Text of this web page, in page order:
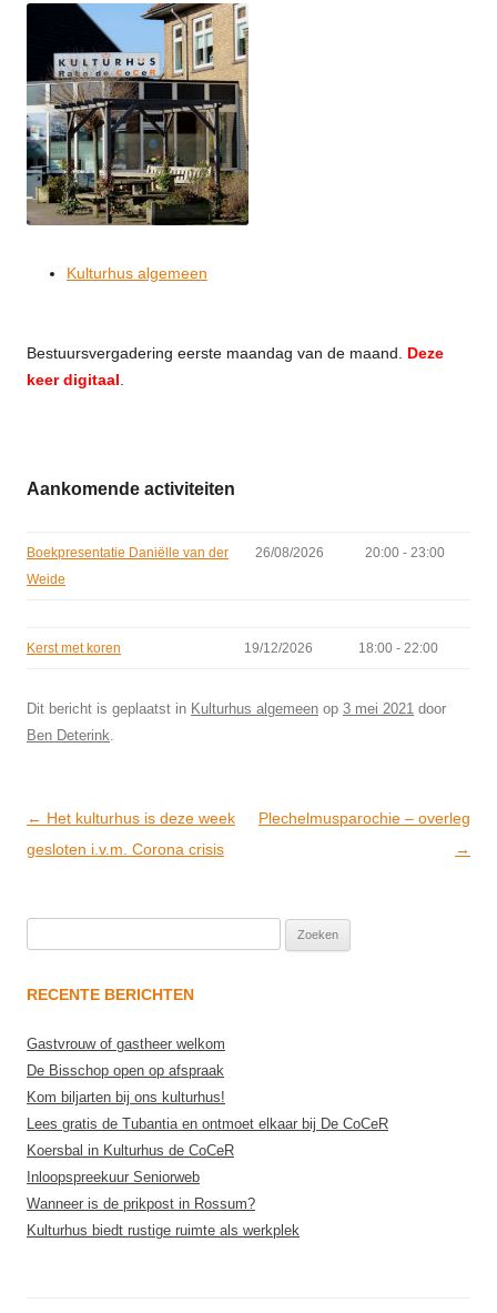
Kulturhus algemeen
Bestuursvergadering eerste maandag van de maand. Deze
keer digitaal
Aankomende activiteiten
Boekpresentatie Daniëlle van der
Weide
26/08/2026 20:00 - 23:00
Kerst met koren 19/12/2026 18:00 - 22:00
Dit bericht is geplaatst in Kulturhus algemeen op 3 mei 2021 door
Ben Deterink
Post
navigation
← Het kulturhus is deze week
gesloten i.v.m. Corona crisis
Plechelmusparochie – overleg
→
naar:
RECENTE BERICHTEN
Gastvrouw of gastheer welkom
De Bisschop open op afspraak
Kom biljarten bij ons kulturhus!
Lees gratis de Tubantia en ontmoet elkaar bij De CoCeR
Koersbal in Kulturhus de CoCeR
Inloopspreekuur Seniorweb
Wanneer is de prikpost in Rossum?
Kulturhus biedt rustige ruimte als werkplek